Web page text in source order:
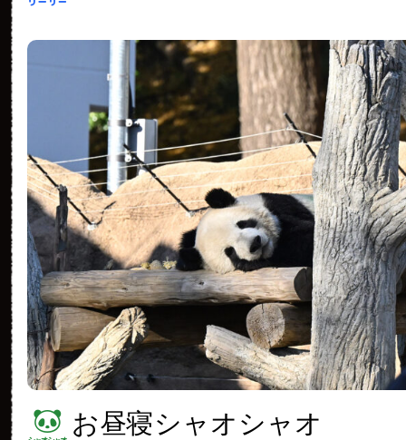
お昼寝シャオシャオ